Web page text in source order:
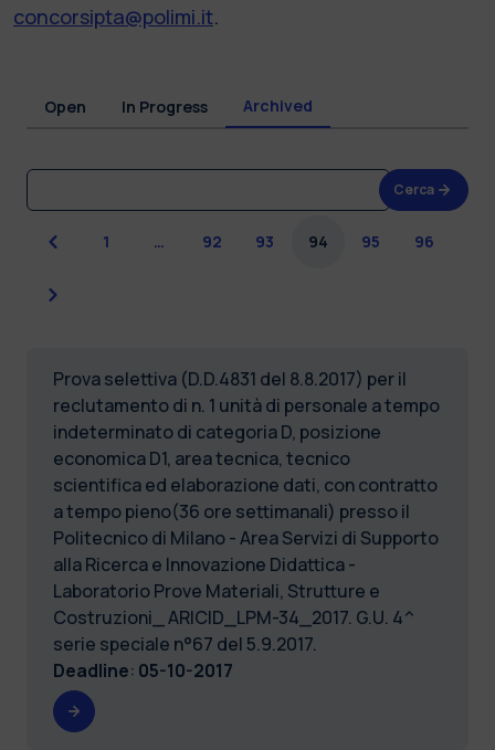
concorsipta@polimi.it.
Open In Progress Archived
Cerca
Previous
1 … 92 93 94 95 96
Next
Prova selettiva (D.D.4831 del 8.8.2017) per il
reclutamento di n. 1 unità di personale a tempo
indeterminato di categoria D, posizione
economica D1, area tecnica, tecnico
scientifica ed elaborazione dati, con contratto
a tempo pieno(36 ore settimanali) presso il
Politecnico di Milano - Area Servizi di Supporto
alla Ricerca e Innovazione Didattica -
Laboratorio Prove Materiali, Strutture e
Costruzioni_ ARICID_LPM-34_2017. G.U. 4^
serie speciale n°67 del 5.9.2017.
Deadline: 05-10-2017